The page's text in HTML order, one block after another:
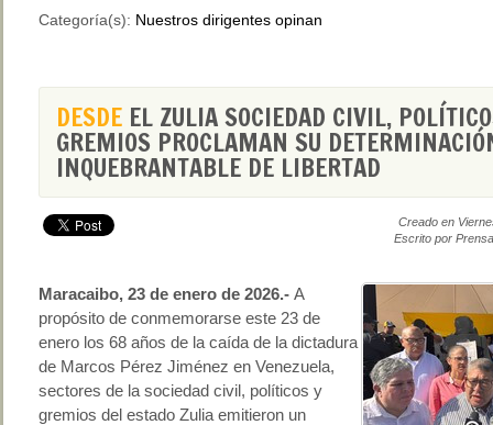
Categoría(s): Nuestros dirigentes opinan
DESDE EL ZULIA SOCIEDAD CIVIL,
GREMIOS PROCLAMAN SU
INQUEBRANTABLE DE LIBERTAD
Creado en
Escrito por
Maracaibo, 23 de enero de 2026.- A
propósito de conmemorarse este 23 de
enero los 68 años de la caída de la dictadura
de Marcos Pérez Jiménez en Venezuela,
sectores de la sociedad civil, políticos y
gremios del estado Zulia emitieron un